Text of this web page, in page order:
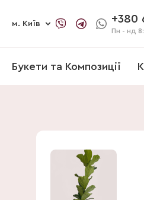
м. Київ +380
Пн - нд
Букети та Композиції